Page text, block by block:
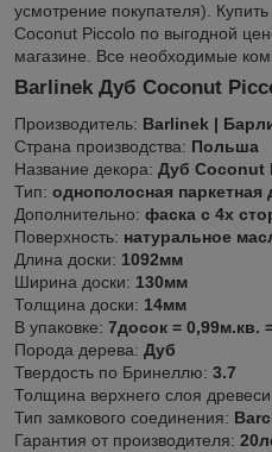
усмотрение покупателя).
Coconut Piccolo по выгодной
магазине. Все необходимые
Barlinek Дуб Coconut
Производитель: Barlinek |
Страна производства: Польша
Название декора: Дуб Coconut
Тип: однополосная паркетная
Дополнительно: фаска с 4х
Поверхность: натуральное
Длина доски: 1092мм
Ширина доски: 130мм
Толщина доски: 14мм
В упаковке: 7досок = 0,99м.кв.
Порода дерева: Дуб
Твердость по Бринеллю: 3.7
Толщина верхнего слоя
Тип замкового соединения:
Гарантия от производителя: